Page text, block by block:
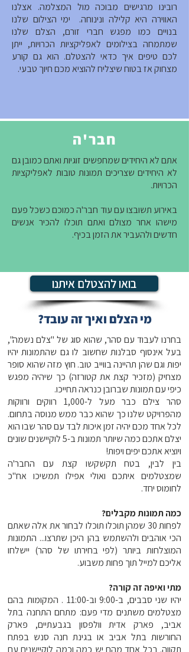
רובינו מרגישים מבוכה מול המצלמה. אצלנו
האווירה היא קלילה ונינוחה. ימי הצילום שלנו
בנויים כמו מפגש חברי זורם, הצלם שלנו
שמתמחה בצילומים לאפליקציות הכרויות, ייתן
לכם טיפים איך כדאי להצטלם. הוא גם קורע
מצחוק אז בטוח שיצליח להוציא מכם חיוך טבעי.
חבר'ה
אתם לא היחידים שמחפשים זוגיות ואתם כמובן גם
לא היחידים שצריכים תמונות טובות לאפליקציות
הכרויות.
באירוע תשובצו עם עוד חבר'ה כמוכם כשכל פעם
מישהו אחר מצולם ואתם תוכלו להכיר אנשים
חדשים ולהעביר את הזמן בכיף.
בואו להצטלם איתנו
מי הצלם ואיך זה עובד?
בחרנו לעבוד עם סהר, שהוא סוג של "צלם נשמה",
בעל אינסוף סבלנות שחשוב לו גם שהתמונות יהיו
יפות וגם שהן תהיינה בווייב טוב. חוץ מזה שהוא סופר
מצחיק (מזכיר קצת את קטורזה) כך שיהיה מפגש
כיפי עם תמונות שברובן כנראה תחייכו.
סהר צילם כבר מעל ל-1,000 רווקים ורווקות
מהפרויקט שלנו כך שהוא כבר ממש מנוסה בתחום.
לכל אחד מכם יהיה זמן איכות לבד עם סהר שבו הוא
יצלם אתכם כמה שיותר תמונות ב-5 לוקיישנים שונים
ויוציא אתכם יפים ויפות!
בין לבין, בטח תקשקשו קצת עם החבר'ה
שמצטלמים איתכם ואולי אפילו תמשיכו אח"כ
לחומוס יחד.
כמה תמונות מקבלים?
לפחות 30 שמהן תוכלו תוכלו לבחור את אלה שאתם
הכי אוהבים ולהשתמש בהן היכן שתרצו... התמונות
המוצלחות ביותר (לפי בחירתו של סהר) יישלחו
אליכם למייל תוך פחות משבוע.
מתי ואיפה זה קורה?
יהיו שני סבבים, ב-9:00 וב-11:00 . המקומות בהם
מצטלמים משתנים מדי פעם: מתחם התחנה בתל
אביב, פארק אדית וולפסון בגבעתיים, פארק
החורשות בתל אביב או בגינת חנה סנש בפתח
תקווה. בכל אחד מהם יש כמה וכמה לוקיישנים עם